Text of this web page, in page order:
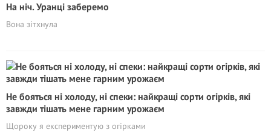
На ніч. Уранці заберемо
Вона зітхнула
Не бояться ні холоду, ні спеки: найкращі сорти огірків, які
завжди тішать мене гарним урожаєм
Щороку я експериментую з огірками